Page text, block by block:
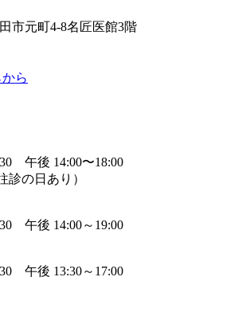
市元町4-8名匠医館3階
ら
午後 14:00〜18:00
診の日あり）
午後 14:00～19:00
午後 13:30～17:00